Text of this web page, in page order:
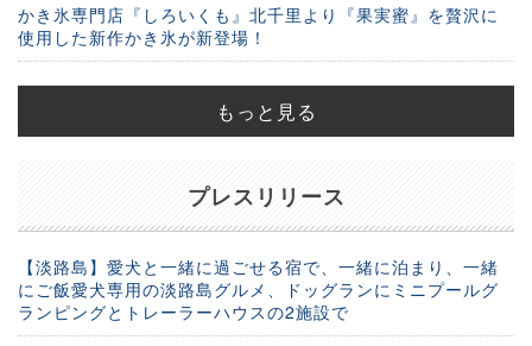
かき氷専門店『しろいくも』北千里より『果実蜜』を贅沢に
使用した新作かき氷が新登場！
もっと見る
プレスリリース
【淡路島】愛犬と一緒に過ごせる宿で、一緒に泊まり、一緒
にご飯愛犬専用の淡路島グルメ、ドッグランにミニプールグ
ランピングとトレーラーハウスの2施設で